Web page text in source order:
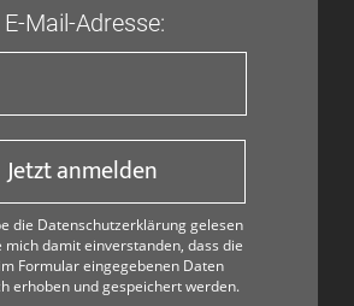
E-Mail-Adresse:
Jetzt anmelden
die Datenschutzerklärung gelesen
mich damit einverstanden, dass die
Formular eingegebenen Daten
erhoben und gespeichert werden.